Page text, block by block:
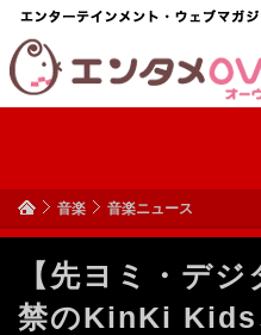
音楽 音楽ニュース
【先ヨミ・デ
禁のKinKi Kids